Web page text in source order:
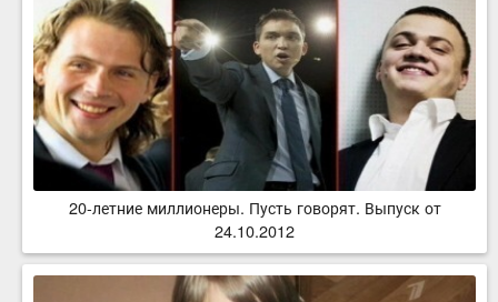
20-летние миллионеры. Пусть говорят. Выпуск от
24.10.2012